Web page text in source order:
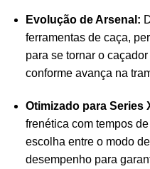
Evolução de Arsenal:
ferramentas de caça,
para se tornar o
conforme avança na
Otimizado para Series
frenética com tempos
escolha entre o modo
desempenho para